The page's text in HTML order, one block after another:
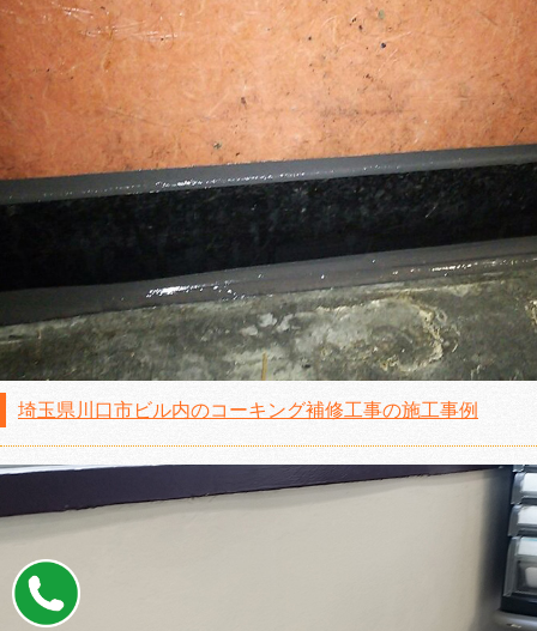
埼玉県川口市ビル内のコーキング補修工事の施工事例